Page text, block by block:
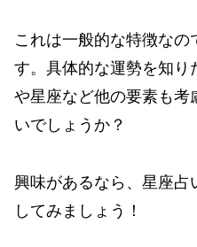
これは一般的な特徴なの
す。具体的な運勢を知り
や星座など他の要素も考
いでしょうか？
興味があるなら、星座占
してみましょう！